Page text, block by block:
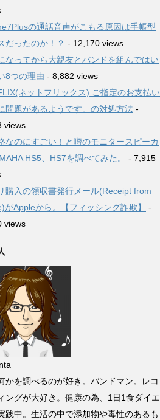
の通話音声がこもる原因は手帳型
だったのか！？ - 12,170 views
なってから大親友とバンドを組んではい
8つの理由 - 8,882 views
ネットフリックス) ご指定のお支払い
問題があるようです。の対処方法 -
views
なのにすごい！と噂のモニタースピーカ
HS5、HS7を調べてみた。
- 7,915
購入の領収書発行メール(Receipt from
がAppleから。【フィッシング詐欺】
-
views
かを調べるのが好き。バンドマン。レコ
ングが大好き。健康の為、1日1食ダイエ
践中。生活の中で添加物や毒性のあるも